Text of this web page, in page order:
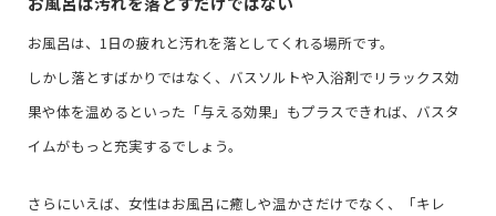
お風呂は、1日の疲れと汚れを落としてくれる場所です。
しかし落とすばかりではなく、バスソルトや入浴剤でリラックス効
果や体を温めるといった「与える効果」もプラスできれば、バスタ
イムがもっと充実するでしょう。
さらにいえば、女性はお風呂に癒しや温かさだけでなく、「キレ